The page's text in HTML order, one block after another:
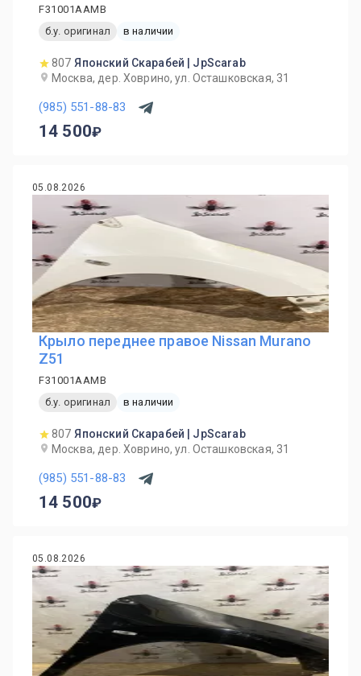
F31001AAMB
б.у. оригинал
в наличии
807 Японский Скарабей | JpScarab
Москва, дер. Ховрино, ул. Осташковская, 31
(985) 551-88-83
14 500
05.08.2026
Крыло переднее правое Nissan Murano
Z51
F31001AAMB
б.у. оригинал
в наличии
807 Японский Скарабей | JpScarab
Москва, дер. Ховрино, ул. Осташковская, 31
(985) 551-88-83
14 500
05.08.2026